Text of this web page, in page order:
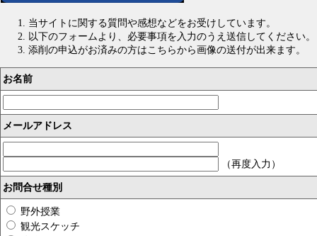
当サイトに関する質問や感想などをお受けしています。
以下のフォームより、必要事項を入力のうえ送信してください。
添削の申込がお済みの方はこちらから画像の送付が出来ます。
お名前
メールアドレス
（再度入力）
お問合せ種別
野外授業
観光スケッチ